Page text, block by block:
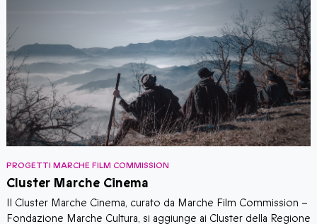
PROGETTI MARCHE FILM COMMISSION
Cluster Marche Cinema
Il Cluster Marche Cinema, curato da Marche Film Commission –
Fondazione Marche Cultura, si aggiunge ai Cluster della Regione